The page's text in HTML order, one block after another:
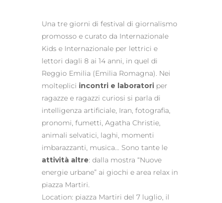
Una tre giorni di festival di giornalismo
promosso e curato da Internazionale
Kids e Internazionale per lettrici e
lettori dagli 8 ai 14 anni, in quel di
Reggio Emilia (Emilia Romagna). Nei
molteplici incontri e laboratori per
ragazze e ragazzi curiosi si parla di
intelligenza artificiale, Iran, fotografia,
pronomi, fumetti, Agatha Christie,
animali selvatici, laghi, momenti
imbarazzanti, musica… Sono tante le
attività altre: dalla mostra “Nuove
energie urbane” ai giochi e area relax in
piazza Martiri.
Location: piazza Martiri del 7 luglio, il